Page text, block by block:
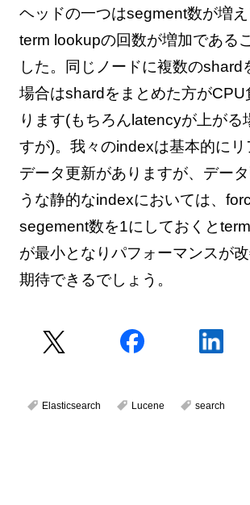
ヘッドの一つはsegment数が増
term lookupの回数が増加である
した。同じノードに複数のshard
場合はshardをまとめた方がCPU
ります(もちろんlatencyが上がる
すが)。我々のindexは基本的に
データ更新がありますが、デー
うな静的なindexにおいては、
segement数を1にしておくと
が最小となりパフォーマンスが
期待できるでしょう。
Elasticsearch Lucene search